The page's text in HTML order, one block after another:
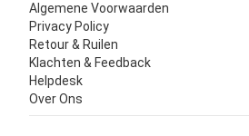
Algemene Voorwaarden
Privacy Policy
Retour & Ruilen
Klachten & Feedback
Helpdesk
Over Ons